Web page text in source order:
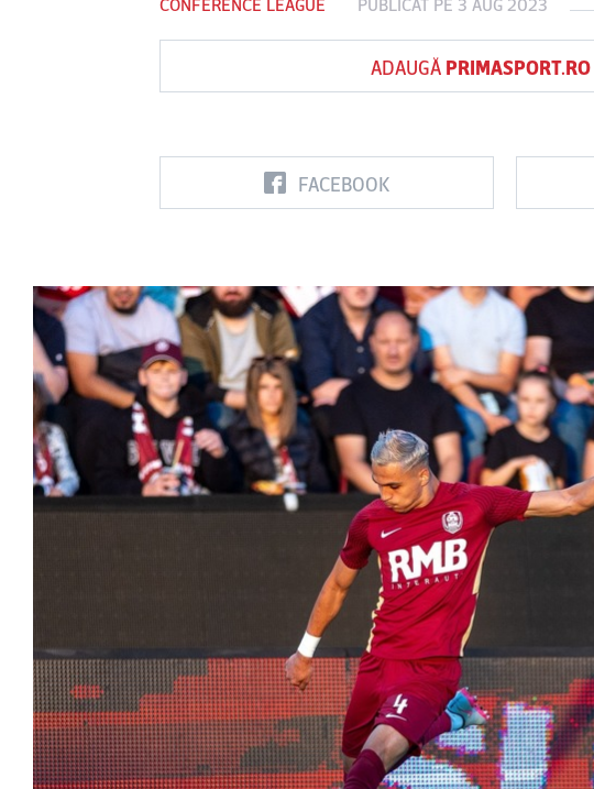
CONFERENCE LEAGUE PUBLICAT PE 3 AUG 2023
ADAUGĂ PRIMASPORT.RO
FACEBOOK
FC Botoşani
Vs
Corvinul
Hunedoara
Sepsi OSK Sf
Vs
FCSB